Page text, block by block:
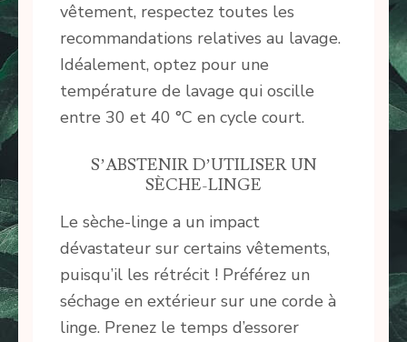
vêtement, respectez toutes les
recommandations relatives au lavage.
Idéalement, optez pour une
température de lavage qui oscille
entre 30 et 40 °C en cycle court.
S’ABSTENIR D’UTILISER UN
SÈCHE-LINGE
Le sèche-linge a un impact
dévastateur sur certains vêtements,
puisqu’il les rétrécit ! Préférez un
séchage en extérieur sur une corde à
linge. Prenez le temps d’essorer